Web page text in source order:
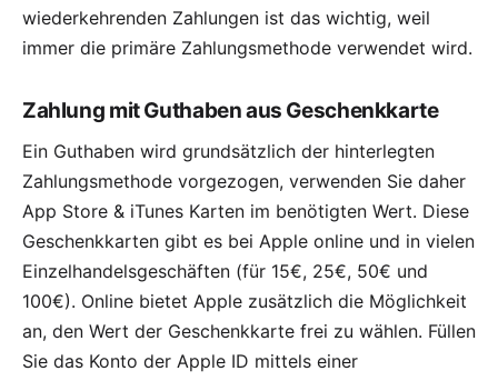
wiederkehrenden Zahlungen ist das wichtig, weil
immer die primäre Zahlungsmethode verwendet wird.
Zahlung mit Guthaben aus Geschenkkarte
Ein Guthaben wird grundsätzlich der hinterlegten
Zahlungsmethode vorgezogen, verwenden Sie daher
App Store & iTunes Karten im benötigten Wert. Diese
Geschenkkarten gibt es bei Apple online und in vielen
Einzelhandelsgeschäften (für 15€, 25€, 50€ und
100€). Online bietet Apple zusätzlich die Möglichkeit
an, den Wert der Geschenkkarte frei zu wählen. Füllen
Sie das Konto der Apple ID mittels einer